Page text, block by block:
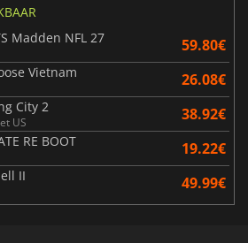
Madden NFL 27
59.80€
Vietnam 26.08€
City 2
US 38.92€
RE BOOT 19.22€
II 49.99€